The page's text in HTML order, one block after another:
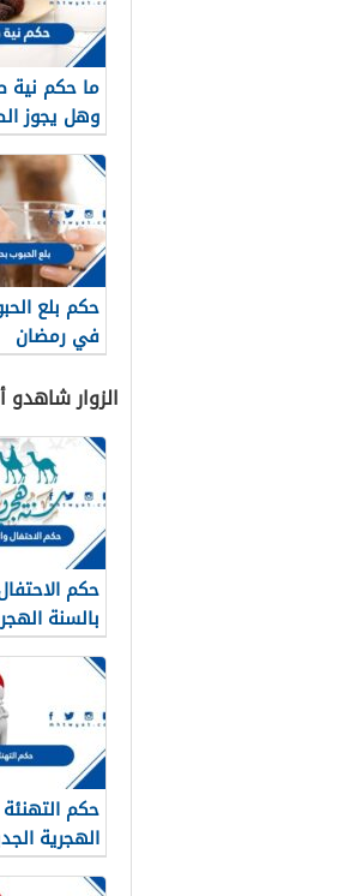
ما حكم
وهل يجوز
حكم بلع
في رمضان
الزوار شاهدو
حكم
بالسنة
حكم
الهجرية